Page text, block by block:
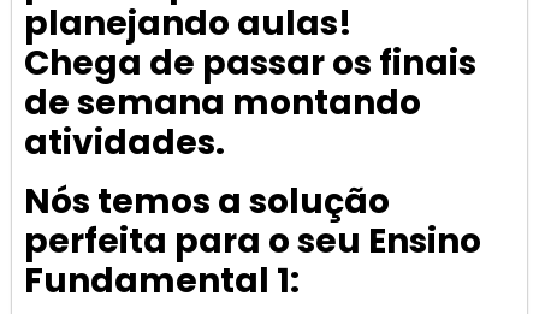
planejando aulas!
Chega de passar os finais
de semana montando
atividades.
Nós temos a solução
perfeita para o seu Ensino
Fundamental 1: